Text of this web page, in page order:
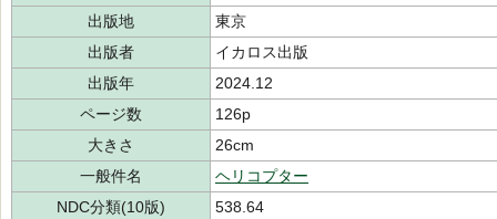
出版地
東京
出版者
イカロス出版
出版年
2024.12
ページ数
126p
大きさ
26cm
一般件名
ヘリコプター
NDC分類(10版)
538.64